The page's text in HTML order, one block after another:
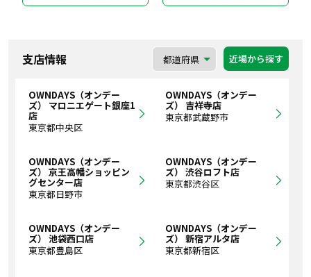
支店情報 近場から探す
OWNDAYS（オンデー
ズ） マロニエゲート銀座1
店
東京都中央区
OWNDAYS（オンデー
ズ） 吉祥寺店
東京都武蔵野市
OWNDAYS（オンデー
ズ） 京王高幡ショッピン
グセンター店
東京都日野市
OWNDAYS（オンデー
ズ） 渋谷ロフト店
東京都渋谷区
OWNDAYS（オンデー
ズ） 池袋西口店
東京都豊島区
OWNDAYS（オンデー
ズ） 新宿アルタ店
東京都新宿区